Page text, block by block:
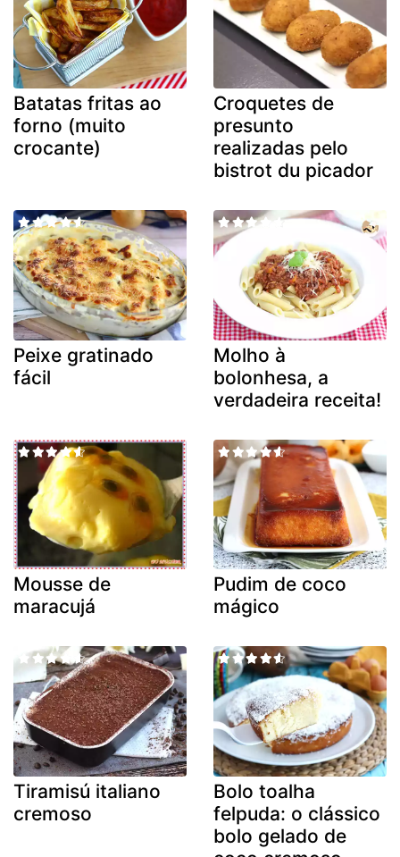
Batatas fritas ao
forno (muito
crocante)
Croquetes de
presunto
realizadas pelo
bistrot du picador
Peixe gratinado
fácil
Molho à
bolonhesa, a
verdadeira receita!
Mousse de
maracujá
Pudim de coco
mágico
Tiramisú italiano
cremoso
Bolo toalha
felpuda: o clássico
bolo gelado de